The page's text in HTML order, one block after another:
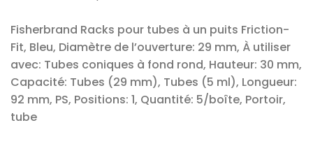
Fisherbrand Racks pour tubes à un puits Friction-
Fit, Bleu, Diamètre de l’ouverture: 29 mm, À utiliser
avec: Tubes coniques à fond rond, Hauteur: 30 mm,
Capacité: Tubes (29 mm), Tubes (5 ml), Longueur:
92 mm, PS, Positions: 1, Quantité: 5/boîte, Portoir,
tube